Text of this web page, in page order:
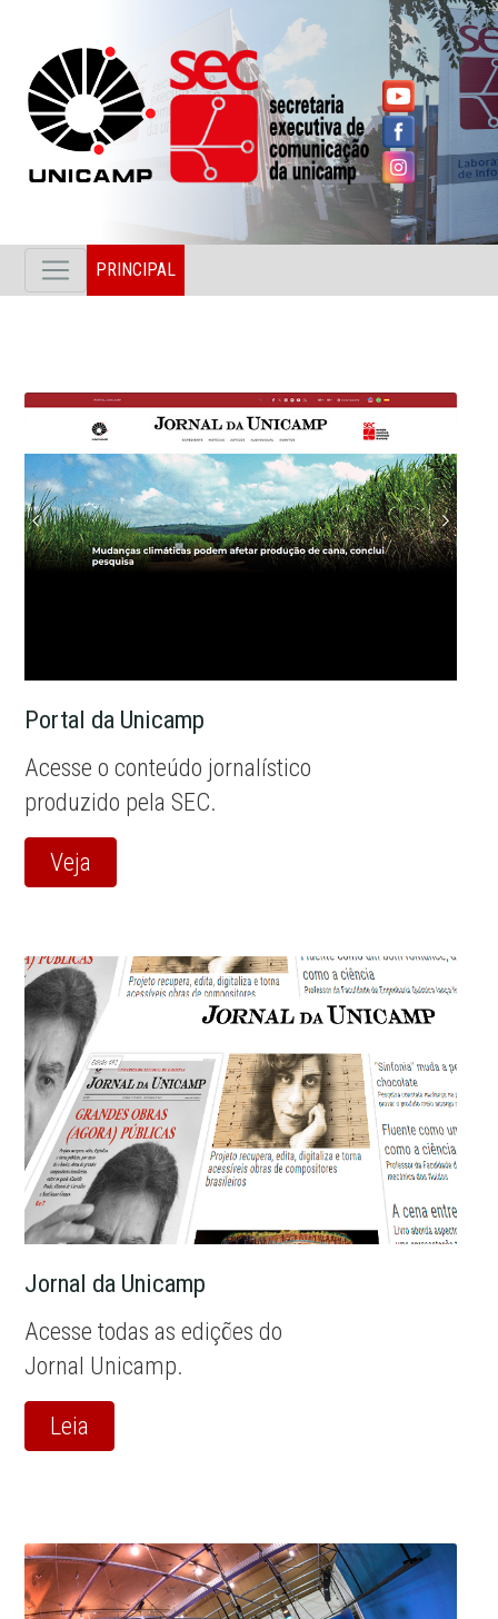
PRINCIPAL
Portal da Unicamp
Acesse o conteúdo jornalístico
produzido pela SEC.
Veja
Jornal da Unicamp
Acesse todas as edições do
Jornal Unicamp.
Leia